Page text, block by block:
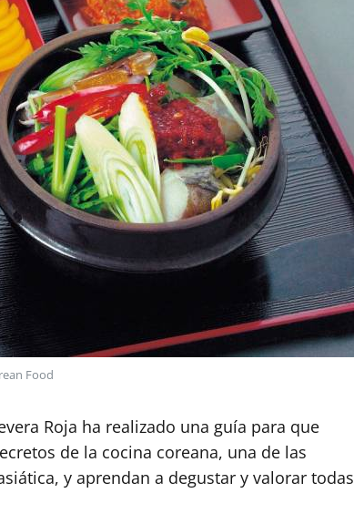
Food
Roja ha realizado una guía para que
de la cocina coreana, una de las
y aprendan a degustar y valorar todas